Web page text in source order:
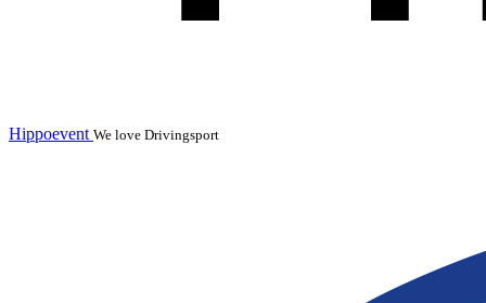
Hippoevent We love Drivingsport